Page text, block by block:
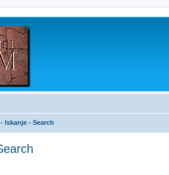
Iskanje - Search